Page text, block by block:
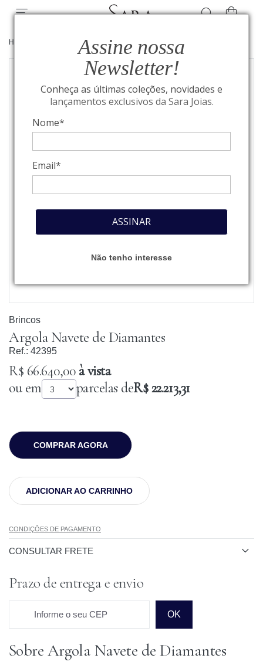
Assine nossa
Newsletter!
Conheça as últimas coleções, novidades e
lançamentos exclusivos da Sara Joias.
Nome*
Email*
ASSINAR
Não tenho interesse
HOME BRINCOS
Brincos
Argola Navete de Diamantes
Ref.: 42395
R$ 66.640,00à vista
ou em
parcelas deR$ 22.213,31
COMPRAR AGORA
ADICIONAR AO CARRINHO
CONDIÇÕES DE PAGAMENTO
CONSULTAR FRETE
Prazo de entrega e envio
Informe o seu CEP OK
Prazo para o CEP
Sobre Argola Navete de Diamantes